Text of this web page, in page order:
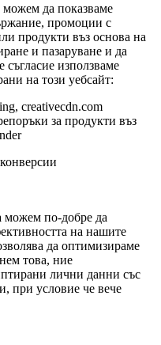
да показваме
промоции с
продукти въз основа на
и пазаруване и да
използваме
на този уебсайт:
creativecdn.com
за продукти въз
можем по-добре да
на нашите
да оптимизираме
това, ние
лични данни със
при условие че вече